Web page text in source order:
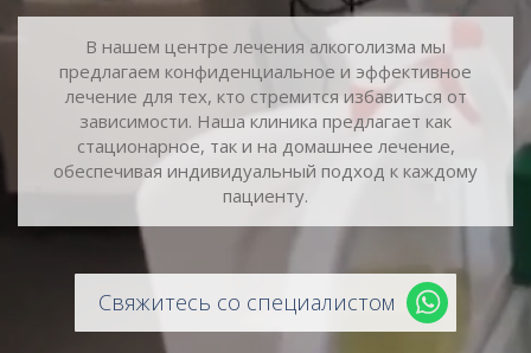
В нашем центре лечения алкоголизма мы
предлагаем конфиденциальное и эффективное
лечение для тех, кто стремится избавиться от
зависимости. Наша клиника предлагает как
стационарное, так и на домашнее лечение,
обеспечивая индивидуальный подход к каждому
пациенту.
Свяжитесь со специалистом